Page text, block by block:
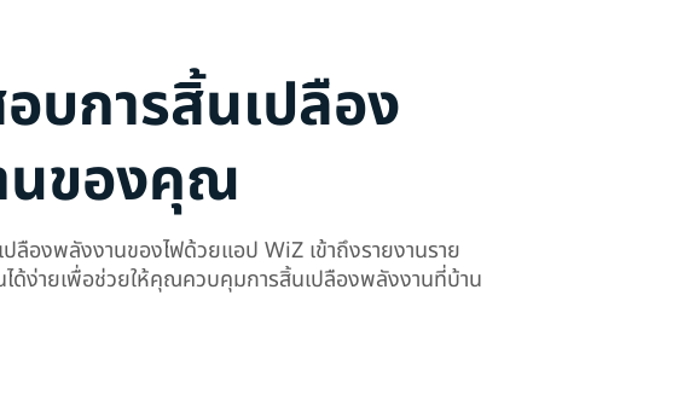
บการสิ้นเปลือง
นของคุณ
ลืองพลังงานของไฟด้วยแอป WiZ เข้าถึงรายงานราย
ได้ง่ายเพื่อช่วยให้คุณควบคุมการสิ้นเปลืองพลังงานที่บ้าน